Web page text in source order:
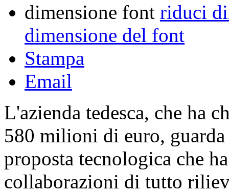
dimensione font riduci
dimensione del font
Stampa
Email
L'azienda tedesca, che ha
580 milioni di euro,
proposta tecnologica che
collaborazioni di tutto